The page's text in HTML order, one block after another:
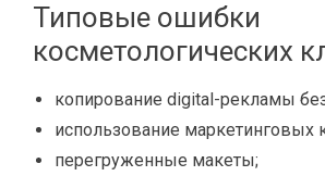
Типовые ошибки
косметологических
копирование digital-рекламы
использование маркетинговых
перегруженные макеты;